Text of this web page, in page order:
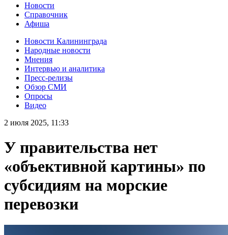
Новости
Справочник
Афиша
Новости Калининграда
Народные новости
Мнения
Интервью и аналитика
Пресс-релизы
Обзор СМИ
Опросы
Видео
2 июля 2025, 11:33
У правительства нет
«объективной картины» по
субсидиям на морские
перевозки